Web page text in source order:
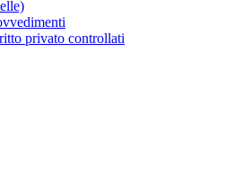
privato controllati